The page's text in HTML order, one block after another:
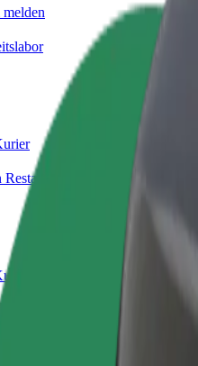
oder Geschäft hinzu
oder Geschäft hinzu